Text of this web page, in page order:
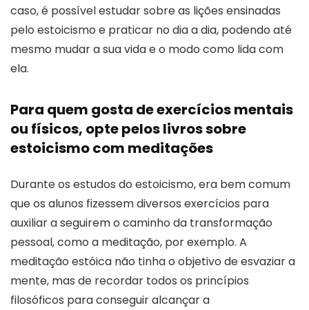
caso, é possível estudar sobre as lições ensinadas
pelo estoicismo e praticar no dia a dia, podendo até
mesmo mudar a sua vida e o modo como lida com
ela.
Para quem gosta de exercícios mentais
ou físicos, opte pelos livros sobre
estoicismo com meditações
Durante os estudos do estoicismo, era bem comum
que os alunos fizessem diversos exercícios para
auxiliar a seguirem o caminho da transformação
pessoal, como a meditação, por exemplo. A
meditação estóica não tinha o objetivo de esvaziar a
mente, mas de recordar todos os princípios
filosóficos para conseguir alcançar a